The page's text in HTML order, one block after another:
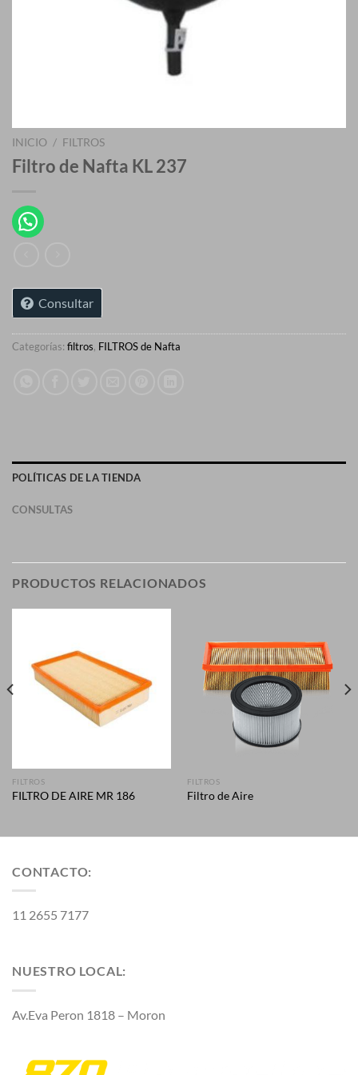
INICIO / FILTROS
Filtro de Nafta KL 237
Consultar
Categorías: filtros, FILTROS de Nafta
POLÍTICAS DE LA TIENDA
CONSULTAS
PRODUCTOS RELACIONADOS
FILTROS
FILTRO DE AIRE MR 186
FILTROS
Filtro de Aire
CONTACTO:
11 2655 7177
NUESTRO LOCAL:
Av.Eva Peron 1818 – Moron